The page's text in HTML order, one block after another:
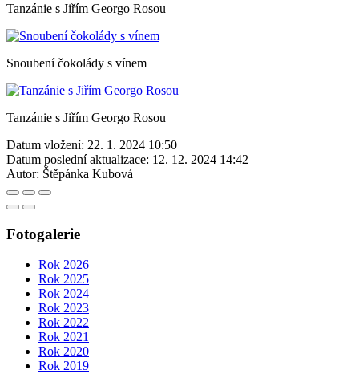
Tanzánie s Jiřím Georgo Rosou
Snoubení čokolády s vínem
Tanzánie s Jiřím Georgo Rosou
Datum vložení: 22. 1. 2024 10:50
Datum poslední aktualizace: 12. 12. 2024 14:42
Autor: Štěpánka Kubová
Fotogalerie
Rok 2026
Rok 2025
Rok 2024
Rok 2023
Rok 2022
Rok 2021
Rok 2020
Rok 2019